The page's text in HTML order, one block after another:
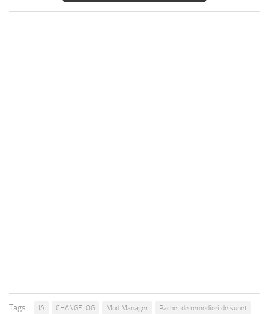
Tags: IA CHANGELOG Mod Manager Pachet de remedieri de sunet